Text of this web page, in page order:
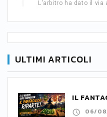
L'arbitro ha dato il via
ULTIMI ARTICOLI
IL
06/